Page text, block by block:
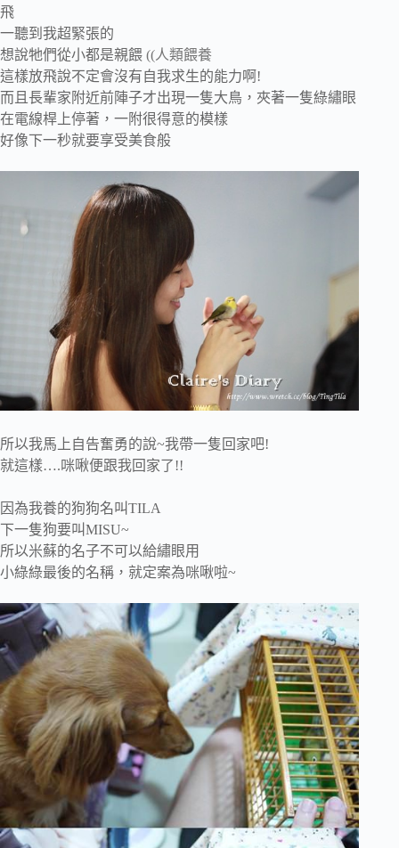
飛
一聽到我超緊張的
想說牠們從小都是親餵 ((人類餵養
這樣放飛說不定會沒有自我求生的能力啊!
而且長輩家附近前陣子才出現一隻大鳥，夾著一隻綠繡眼
在電線桿上停著，一附很得意的模樣
好像下一秒就要享受美食般
所以我馬上自告奮勇的說~我帶一隻回家吧!
就這樣….咪啾便跟我回家了!!
因為我養的狗狗名叫TILA
下一隻狗要叫MISU~
所以米蘇的名子不可以給繡眼用
小綠綠最後的名稱，就定案為咪啾啦~